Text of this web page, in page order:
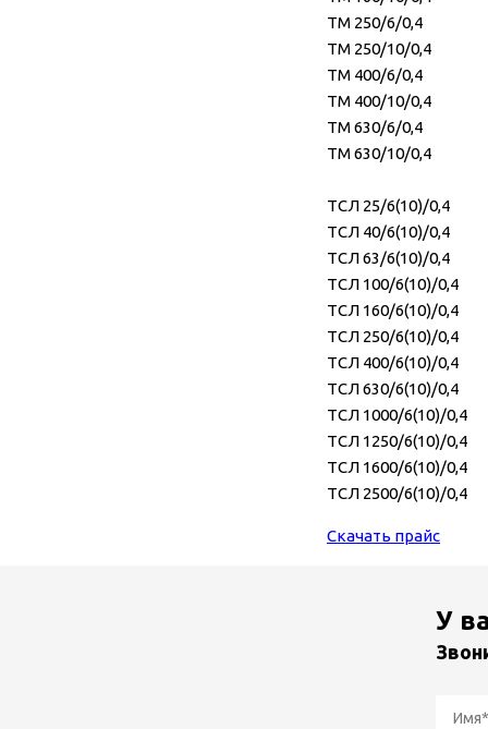
ТМ 250/6/0,4
ТМ 250/10/0,4
ТМ 400/6/0,4
ТМ 400/10/0,4
ТМ 630/6/0,4
ТМ 630/10/0,4
ТСЛ 25/6(10)/0,4
ТСЛ 40/6(10)/0,4
ТСЛ 63/6(10)/0,4
ТСЛ 100/6(10)/0,4
ТСЛ 160/6(10)/0,4
ТСЛ 250/6(10)/0,4
ТСЛ 400/6(10)/0,4
ТСЛ 630/6(10)/0,4
ТСЛ 1000/6(10)/0,4
ТСЛ 1250/6(10)/0,4
ТСЛ 1600/6(10)/0,4
ТСЛ 2500/6(10)/0,4
Скачать прайс
У